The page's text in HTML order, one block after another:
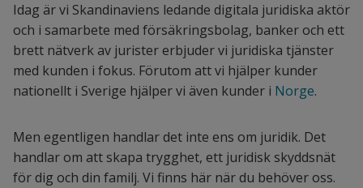
Idag är vi Skandinaviens ledande digitala juridiska aktör
och i samarbete med försäkringsbolag, banker och ett
brett nätverk av jurister erbjuder vi juridiska tjänster
med kunden i fokus. Förutom att vi hjälper kunder
nationellt i Sverige hjälper vi även kunder i Norge.
Men egentligen handlar det inte ens om juridik. Det
handlar om att skapa trygghet, ett juridisk skyddsnät
för dig och din familj. Vi finns här när du behöver oss.